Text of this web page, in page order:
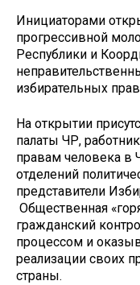
Инициаторами
прогрессивной
Республики и
избирательных
На открытии
палаты ЧР,
правам человека в
отделений
представители
Общественная
гражданский
процессом и
реализации своих
страны.